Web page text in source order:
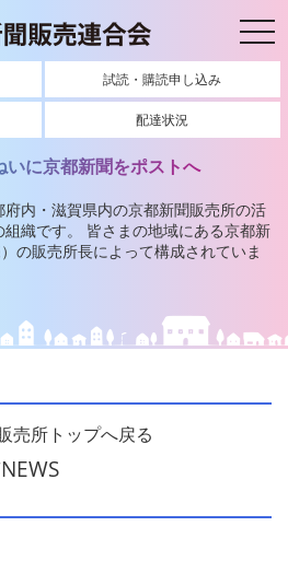
試読・購読申し込み
配達状況
いに京都新聞をポストへ
内・滋賀県内の京都新聞販売所の活
織です。 皆さまの地域にある京都新
の販売所長によって構成されていま
売所トップへ戻る